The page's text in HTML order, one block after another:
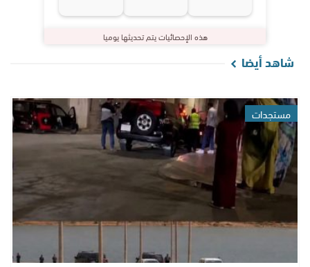
هذه الإحصائيات يتم تحديثها يوميا
شاهد أيضا
مستجدات